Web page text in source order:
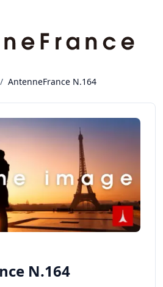
/ AntenneFrance N.164
N.164